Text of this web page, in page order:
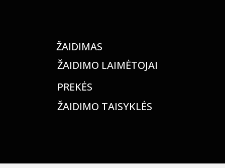
ŽAIDIMAS
ŽAIDIMO LAIMĖTOJAI
PREKĖS
ŽAIDIMO TAISYKLĖS